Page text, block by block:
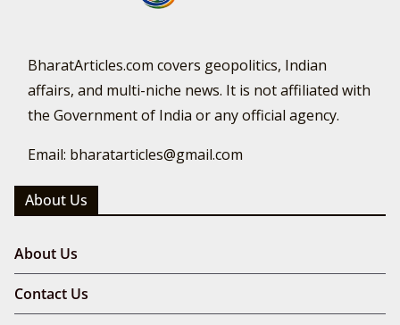
BharatArticles.com covers geopolitics, Indian
affairs, and multi-niche news. It is not affiliated with
the Government of India or any official agency.
Email: bharatarticles@gmail.com
About Us
About Us
Contact Us